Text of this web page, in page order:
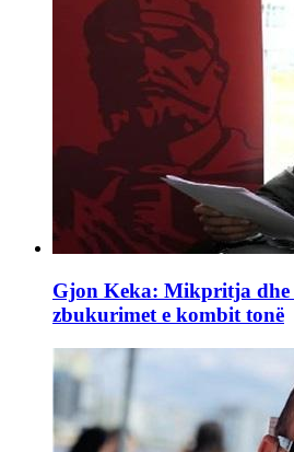
Gjon Keka: Mikpritja dhe
zbukurimet e kombit tonë